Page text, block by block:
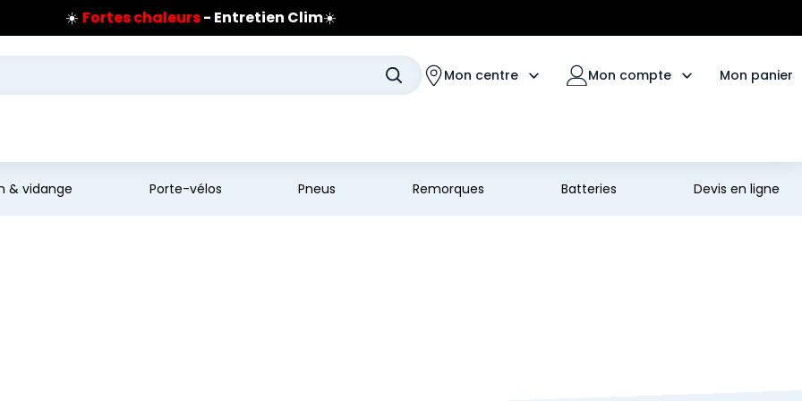
☀️ Fortes chaleurs- Entretien Clim☀️
Prix coûtant pneus Bridgestone
🔥Extincteur :réflexe sécurité🔥
sur les pneus Bridgestone Mon centre Mon compte Mon panier
& vidange Porte-vélos Pneus Remorques Batteries Devis en ligne